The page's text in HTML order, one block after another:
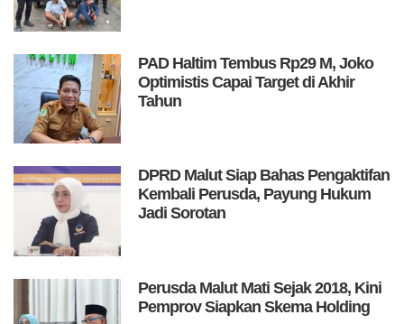
PAD Haltim Tembus Rp29 M, Joko
Optimistis Capai Target di Akhir
Tahun
DPRD Malut Siap Bahas Pengaktifan
Kembali Perusda, Payung Hukum
Jadi Sorotan
Perusda Malut Mati Sejak 2018, Kini
Pemprov Siapkan Skema Holding